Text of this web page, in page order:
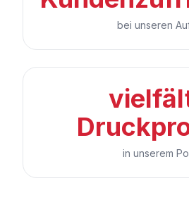
bei unseren
in unserem